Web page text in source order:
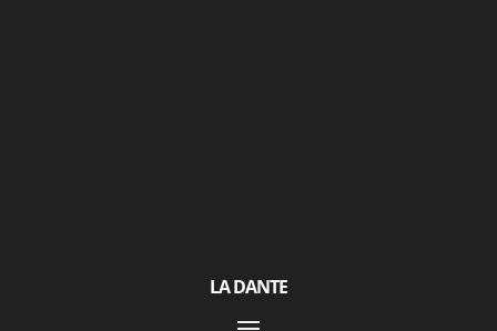
LA DANTE